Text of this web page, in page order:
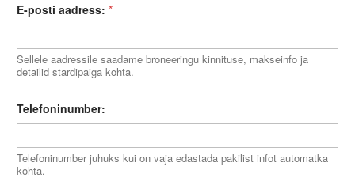
E-posti aadress: *
Sellele aadressile saadame broneeringu kinnituse, makseinfo ja
detailid stardipaiga kohta.
Telefoninumber:
Telefoninumber juhuks kui on vaja edastada pakilist infot automatka
kohta.